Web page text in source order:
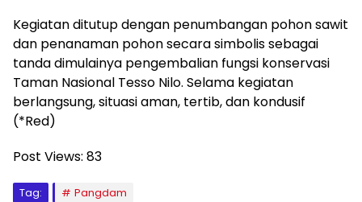
Kegiatan ditutup dengan penumbangan pohon sawit
dan penanaman pohon secara simbolis sebagai
tanda dimulainya pengembalian fungsi konservasi
Taman Nasional Tesso Nilo. Selama kegiatan
berlangsung, situasi aman, tertib, dan kondusif
(*Red)
Post Views: 83
Tag: Pangdam